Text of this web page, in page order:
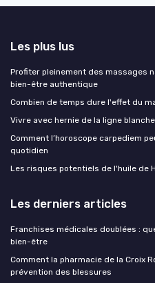
Les plus lus
Profiter pleinement des massages
bien-être authentique
Combien de temps dure l'effet du
Vivre avec hernie de la ligne
Comment l’horoscope carpediem
quotidien
Les risques potentiels de l'huile de
Les derniers articles
Franchises médicales doublées :
bien-être
Comment la pharmacie de la Croix
prévention des blessures